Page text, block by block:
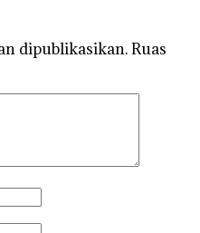
dipublikasikan.Ruas